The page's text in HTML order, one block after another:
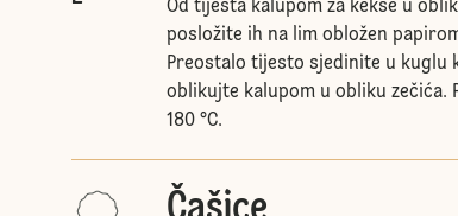
Od tijesta kalupom za kekse u
posložite ih na lim obložen
Preostalo tijesto sjedinite u kuglu
oblikujte kalupom u obliku zečića.
180 °C.